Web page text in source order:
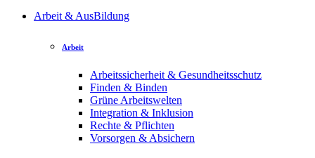
Arbeit & AusBildung
Arbeit
Arbeitssicherheit & Gesundheitsschutz
Finden & Binden
Grüne Arbeitswelten
Integration & Inklusion
Rechte & Pflichten
Vorsorgen & Absichern